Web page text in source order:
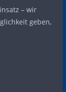
– wir
geben,